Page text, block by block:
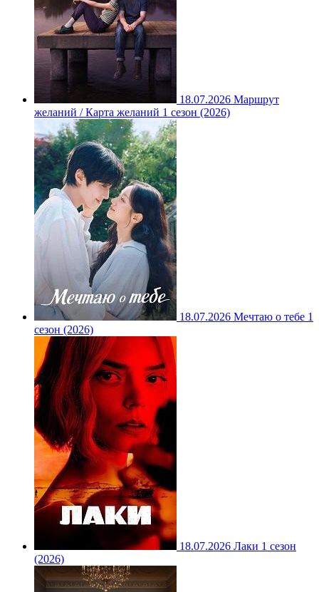
18.07.2026 Маршрут
желаний / Карта желаний 1 сезон (2026)
18.07.2026 Мечтаю о тебе 1
сезон (2026)
18.07.2026 Лаки 1 сезон
(2026)